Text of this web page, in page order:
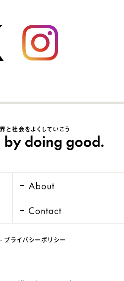
・プライバシーポリシー